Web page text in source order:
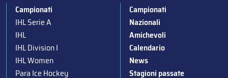
Campionati
IHL Serie A
IHL
IHL Division I
IHL Women
Para Ice Hockey
Campionati
Nazionali
Amichevoli
Calendario
News
Stagioni passate